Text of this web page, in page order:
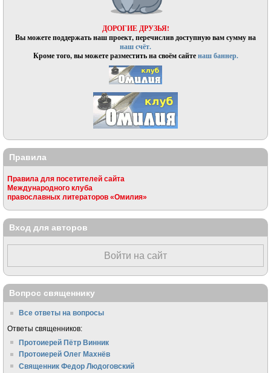
ДОРОГИЕ ДРУЗЬЯ!
Вы можете поддержать наш проект, перечислив доступную вам сумму на
наш счёт.
Кроме того, вы можете разместить на своём сайтенаш баннер.
Правила
Правила для посетителей сайта
Международного клуба
православных литераторов «Омилия»
Вход для авторов
Войти на сайт
Вопрос священнику
Все ответы на вопросы
Ответы священников:
Протоиерей Пётр Винник
Протоиерей Олег Махнёв
Священник Федор Людоговский